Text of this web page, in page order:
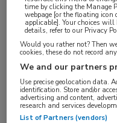
In een gevarieerde
patiënten die
hartfalen waren
vroegtijdige inzet
gemaakt
verbetering van het
gebruikelijke zorg.
time by clicking the Manage
webpage [or the floating
applicable]. Your choices
details, refer to our Privacy
Would you rather not? Then
cookies, these do not record
We and our partners
Use precise geolocation data.
identification. Store and/or
advertising and content,
research and services
List of Partners (vendors)